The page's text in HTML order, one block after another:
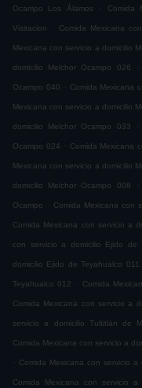
Ocampo Los Álamos . Comida
Visitacion . Comida Mexicana
Mexicana con servicio a domicilio
domicilio Melchor Ocampo 026 .
Ocampo 040 . Comida Mexicana
Mexicana con servicio a domicilio
domicilio Melchor Ocampo 033 .
Ocampo 024 . Comida Mexicana
Mexicana con servicio a domicilio
domicilio Melchor Ocampo 008 .
Ocampo . Comida Mexicana con
Comida Mexicana con servicio a
con servicio a domicilio Ejido de
domicilio Ejido de Teyahualco 011
Teyahualco 012 . Comida
Comida Mexicana con servicio a
servicio a domicilio Tultitlán de
Comida Mexicana con servicio a
. Comida Mexicana con servicio
Comida Mexicana con servicio